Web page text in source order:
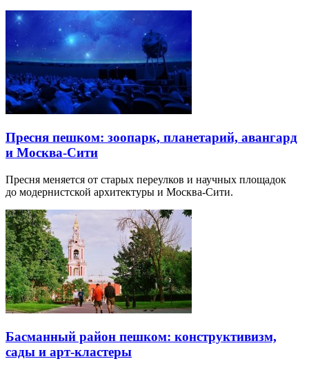
Пресня пешком: зоопарк, планетарий, авангард
и Москва-Сити
Пресня меняется от старых переулков и научных площадок
до модернистской архитектуры и Москва-Сити.
Басманный район пешком: конструктивизм,
сады и арт-кластеры